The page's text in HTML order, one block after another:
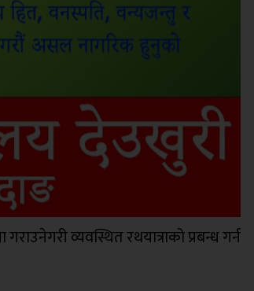
व्यवस्थित रथयात्राको प्रबन्ध गर्न